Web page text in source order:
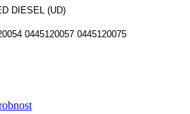
DIESEL (UD)
0445120057 0445120075